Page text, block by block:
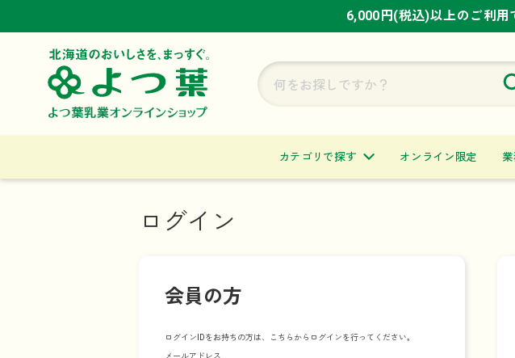
6,000円(税込)以上のご利用
6,000円(税込)以上のご利用
6,000円(税込)以上のご利用
カテゴリで探す オンライン限定
ログイン
会員の方
ログインIDをお持ちの方は、こちらからログインを行ってください。
メールアドレス